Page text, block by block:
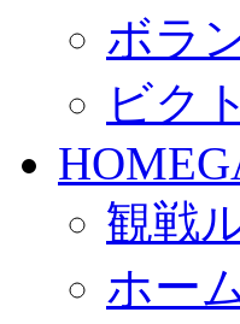
ボラ
ビク
観戦
ホー